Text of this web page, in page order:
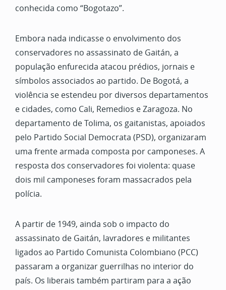
conhecida como “Bogotazo”.
Embora nada indicasse o envolvimento dos
conservadores no assassinato de Gaitán, a
população enfurecida atacou prédios, jornais e
símbolos associados ao partido. De Bogotá, a
violência se estendeu por diversos departamentos
e cidades, como Cali, Remedios e Zaragoza. No
departamento de Tolima, os gaitanistas, apoiados
pelo Partido Social Democrata (PSD), organizaram
uma frente armada composta por camponeses. A
resposta dos conservadores foi violenta: quase
dois mil camponeses foram massacrados pela
polícia.
A partir de 1949, ainda sob o impacto do
assassinato de Gaitán, lavradores e militantes
ligados ao Partido Comunista Colombiano (PCC)
passaram a organizar guerrilhas no interior do
país. Os liberais também partiram para a ação